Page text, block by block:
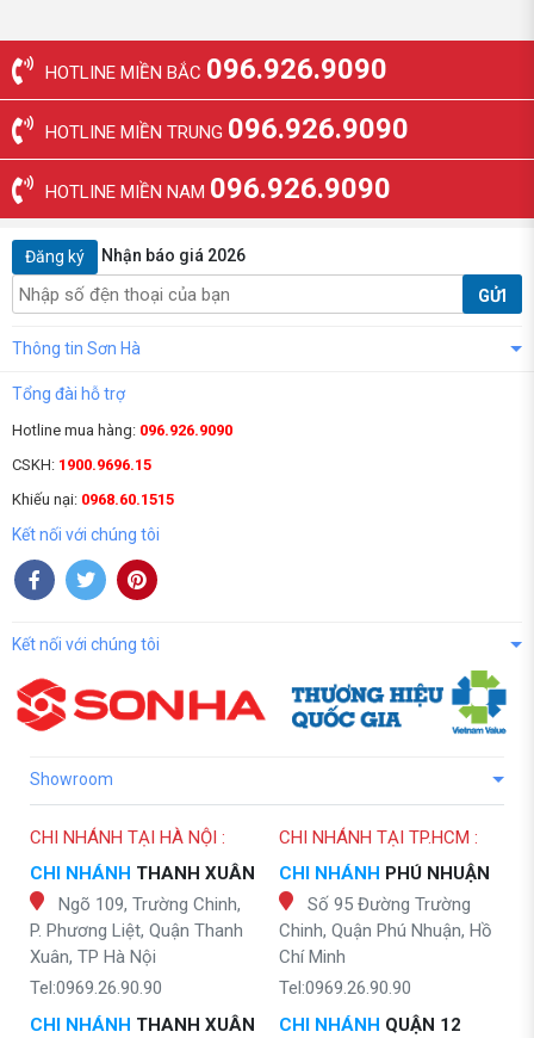
HOTLINE MIỀN BẮC 096.926.9090
HOTLINE MIỀN TRUNG 096.926.9090
HOTLINE MIỀN NAM 096.926.9090
Đăng ký Nhận báo giá 2026
GỬI
Thông tin Sơn Hà
Tổng đài hỗ trợ
Hotline mua hàng: 096.926.9090
CSKH: 1900.9696.15
Khiếu nại: 0968.60.1515
Kết nối với chúng tôi
Kết nối với chúng tôi
Showroom
CHI NHÁNH TẠI HÀ NỘI :
CHI NHÁNH THANH XUÂN
Ngõ 109, Trường Chinh,
P. Phương Liệt, Quận Thanh
Xuân, TP Hà Nội
Tel:0969.26.90.90
CHI NHÁNH THANH XUÂN
CHI NHÁNH TẠI TP.HCM :
CHI NHÁNH PHÚ NHUẬN
Số 95 Đường Trường
Chinh, Quận Phú Nhuận, Hồ
Chí Minh
Tel:0969.26.90.90
CHI NHÁNH QUẬN 12